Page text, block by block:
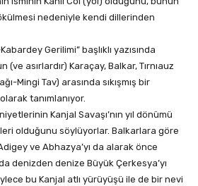
nedeniyle kendi dillerinden
Gerilimi” başlıklı yazısında
asırlardır) Karaçay, Balkar, Tırnıauz
Mingi Tav) arasında sıkışmış bir
tanımlanıyor.
Kanjal Savaşı’nın yıl dönümü
olduğunu söylüyorlar. Balkarlara göre
ve Abhazya’yı da alarak önce
denizden denize Büyük Çerkesya’yı
bu Kanjal atlı yürüyüşü ile de bir nevi